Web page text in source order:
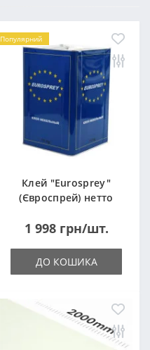
Популярний
Клей "Eurosprey"
(Євроспрей) нетто
1 998 грн/шт.
ДО КОШИКА